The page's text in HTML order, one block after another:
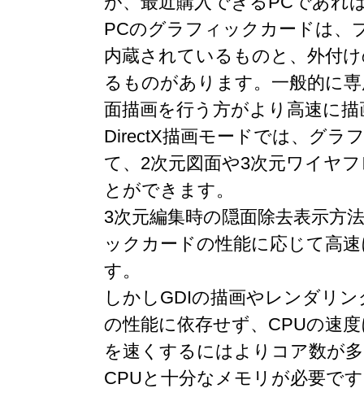
PCのグラフィックカードは、
内蔵されているものと、外付
るものがあります。一般的に
面描画を行う方がより高速に
DirectX描画モードでは、グラ
て、2次元図面や3次元ワイヤ
とができます。
3次元編集時の隠面除去表示方
ックカードの性能に応じて高
す。
しかしGDIの描画やレンダリ
の性能に依存せず、CPUの速
を速くするにはよりコア数が
CPUと十分なメモリが必要で